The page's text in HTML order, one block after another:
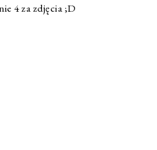
4 za zdjęcia ;D